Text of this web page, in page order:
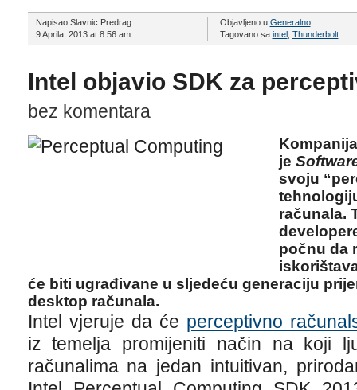
Napisao Slavnic Predrag
9 Aprila, 2013 at 8:56 am
Objavljeno u Generalno
Tagovano sa intel, Thunderbolt
Intel objavio SDK za
bez komentara
je
svoju
računala.
počnu da
će biti ugrađivane u sljedeću generaciju
desktop računala.
Intel vjeruje da će perceptivno
iz temelja promijeniti način na koji
računalima na jedan intuitivan,